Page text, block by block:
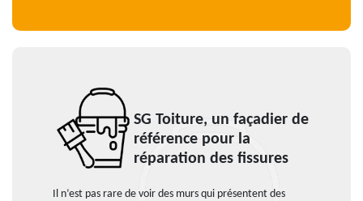
SG Toiture, un façadier de
référence pour la
réparation des fissures
Il n’est pas rare de voir des murs qui présentent des